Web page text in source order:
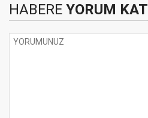
HABERE YORUM KAT